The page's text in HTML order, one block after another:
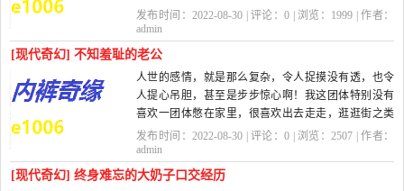
你还别说，老天不负有心人，这样的好事还真来...
发布时间：2022-08-30 | 评论：0 | 浏览： 1999 | 作者：
admin
[现代奇幻] 不知羞耻的老公
人世的感情，就是那么复杂，令人捉摸没有透，也令
人提心吊胆，甚至是步步惊心啊！我这团体特别没有
喜欢一团体憋在家里，很喜欢出去走走，逛逛街之类
的。而且我特别喜欢去旅游，拿着相机，四处...
发布时间：2022-08-30 | 评论：0 | 浏览：2507 | 作者：
admin
[现代奇幻] 终身难忘的大奶子口交经历